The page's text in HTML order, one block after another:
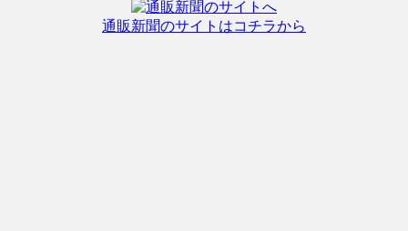
通販新聞のサイトはコチラから